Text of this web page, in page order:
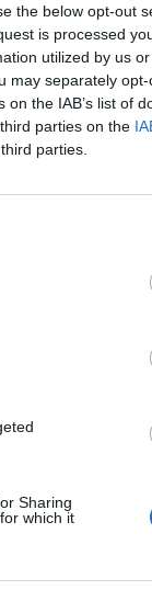
the below opt-out
is processed
utilized by us
may separately
the IAB’s list of
parties on the
parties.
Sharing
which it
Komisijos
lankytojai
įsitraukti į